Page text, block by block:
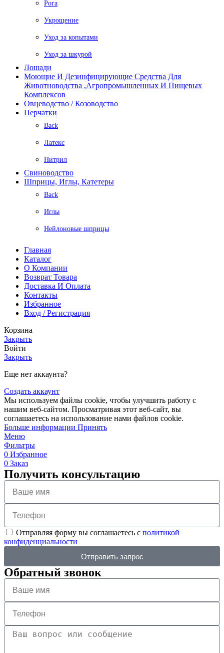
Рога
Укрощение
Уход за копытами
Уход за шкурой
Лошади
Моющие И Дезинфицирующие Средства Для
Животноводства ,агропромышленных И Пищевых
Комплексов
Овцеводство / Козоводство
Перчатки
Back
Латекс
Нитрил
Свиноводство
Шприцы, Иглы, Катетеры
Back
Иглы
Нейлоновые шприцы
Главная
Каталог
О Компании
Возврат Товара
Доставка И Оплата
Контакты
Избранное
Вход / Регистрация
Корзина
Закрыть
Войти
Закрыть
Еще нет аккаунта?
Создать аккаунт
Мы используем файлы cookie, чтобы улучшить работу с
нашим веб-сайтом. Просматривая этот веб-сайт, вы
соглашаетесь на использование нами файлов cookie.
Больше информации Принять
Меню
Фильтры
0 Избранное
0 Заказ
Получить консультацию
Отправляя форму вы соглашаетесь с политикой
конфиденциальности
Отправить запрос
Обратный звонок